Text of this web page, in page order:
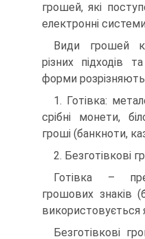
грошей, які
електронні
Види грошей
різних підходів
форми
1. Готівка:
срібні монети,
гроші (банкноти,
2. Безготівкові
Готівка –
грошових знаків
використовується
Безготівкові